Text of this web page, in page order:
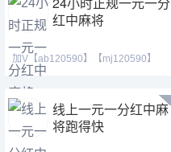
红中麻将
加V【ab120590】【mj120590】
【hf420624】我在等一个
线上一元一分红中麻
将跑得快